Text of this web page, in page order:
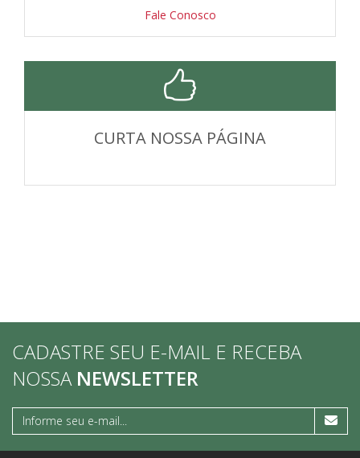
Fale Conosco
CURTA NOSSA PÁGINA
CADASTRE SEU E-MAIL E RECEBA
NOSSA NEWSLETTER